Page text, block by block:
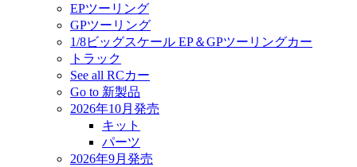
EPツーリング
GPツーリング
1/8ビッグスケール EP＆GPツーリングカー
トラック
See all RCカー
Go to 新製品
2026年10月発売
キット
パーツ
2026年9月発売